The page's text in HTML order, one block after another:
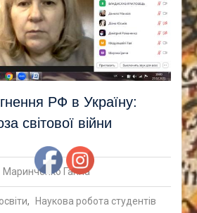
РФ в Україну:
світової війни
Маринченко Ганна
, Наукова робота студентів